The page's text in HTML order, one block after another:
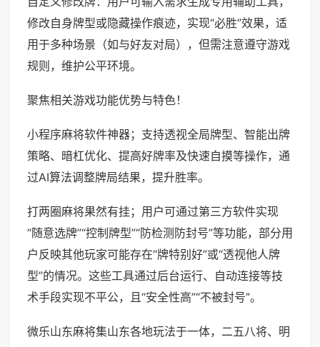
修改自身牌型或隐藏操作痕迹，实现“必胜”效果，适
用于多种场景（如与好友对局），但需注意遵守游戏
规则，维护公平环境。
聚焦相关游戏功能优势与特色！
小程序麻将软件神器；支持透视全局牌型、智能出牌
策略、暗杠优化、提高好牌率及快速自摸等操作，通
过AI算法调整牌局结果，提升胜率。
打两圈麻将果然有挂；用户可通过第三方软件实现
“随意选牌”“控制牌型”“防检测防封号”等功能，部分用
户反映其他玩家可能存在“牌特别好”或“透视他人牌
型”的情况。这些工具通过后台运行、自动连接等技
术手段实现不平公，且“安全性高”“不被封号”。
微乐山东麻将集山东各地玩法于一体，二五八将、明